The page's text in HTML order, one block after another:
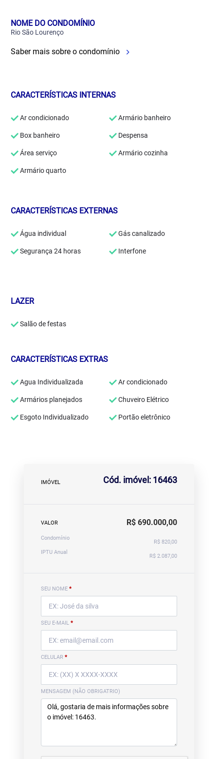
NOME DO CONDOMÍNIO
Rio São Lourenço
Saber mais sobre o condomínio
CARACTERÍSTICAS INTERNAS
Ar condicionado Armário banheiro
Box banheiro Despensa
Área serviço Armário cozinha
Armário quarto
CARACTERÍSTICAS EXTERNAS
Água individual Gás canalizado
Segurança 24 horas Interfone
LAZER
Salão de festas
CARACTERÍSTICAS EXTRAS
Agua Individualizada Ar condicionado
Armários planejados Chuveiro Elétrico
Esgoto Individualizado Portão eletrônico
IMÓVEL Cód. imóvel: 16463
VALOR R$ 690.000,00
Condomínio
R$ 820,00
IPTU Anual
R$ 2.087,00
SEU NOME *
SEU E-MAIL *
CELULAR *
MENSAGEM (NÃO OBRIGATRIO)